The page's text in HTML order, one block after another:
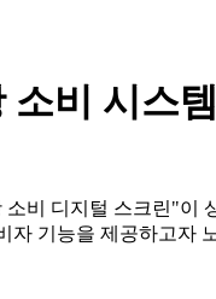
비 시스
비 디지털 스크린"
자 기능을 제공하고자